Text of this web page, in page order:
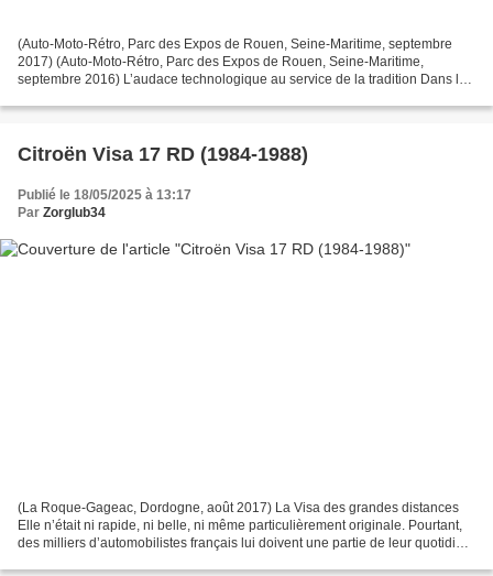
(Auto-Moto-Rétro, Parc des Expos de Rouen, Seine-Maritime, septembre
2017) (Auto-Moto-Rétro, Parc des Expos de Rouen, Seine-Maritime,
septembre 2016) L’audace technologique au service de la tradition Dans la
Citroën Visa 17 RD (1984-1988)
Publié le 18/05/2025 à 13:17
Par Zorglub34
(La Roque-Gageac, Dordogne, août 2017) La Visa des grandes distances
Elle n’était ni rapide, ni belle, ni même particulièrement originale. Pourtant,
des milliers d’automobilistes français lui doivent une partie de leur quotidien.